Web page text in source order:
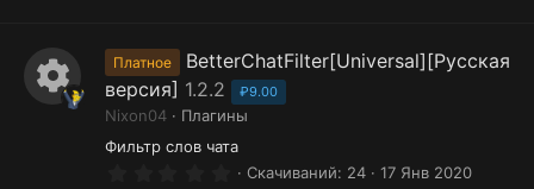
к
а
з
в
ё
з
Платное
BetterChatFilter[Universal][Русская
версия] 1.2.2 ₽9.00
Nixon04
Плагины
Фильтр слов чата
0 Скачиваний 24 17 Янв 2020